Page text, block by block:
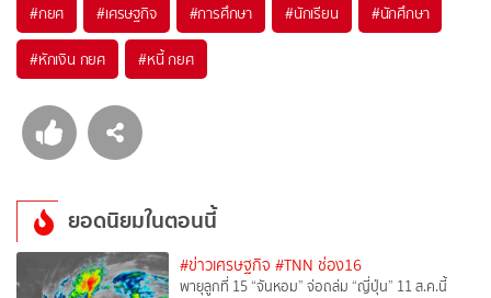
#กยศ #เศรษฐกิจ #การศึกษา #นักเรียน #นักศึกษา
#หักเงิน กยศ #หนี้ กยศ
ยอดนิยมในตอนนี้
#ข่าวเศรษฐกิจ #TNN ช่อง16
พายุลูกที่ 15 “จันหอม” จ่อถล่ม “ญี่ปุ่น” 11 ส.ค.นี้